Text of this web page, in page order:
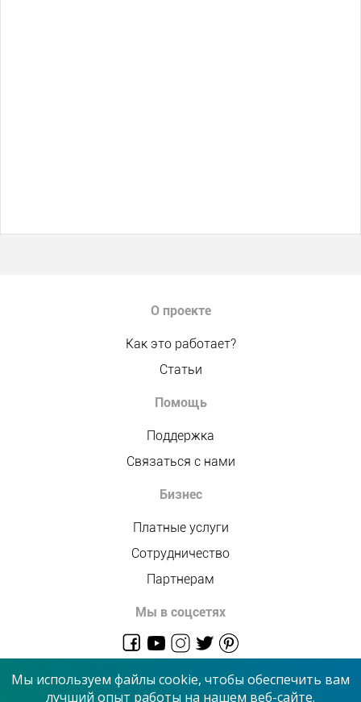
О проекте
Как это работает?
Статьи
Помощь
Поддержка
Связаться с нами
Бизнес
Платные услуги
Сотрудничество
Партнерам
Мы в соцсетях
Мы используем файлы cookie, чтобы обеспечить вам
лучший опыт работы на нашем веб-сайте.